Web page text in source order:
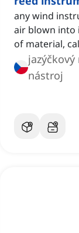
any wind
air blown into
of material,
nástroj